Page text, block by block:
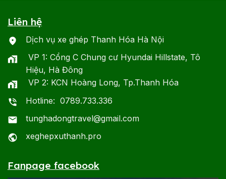
Liên hệ
Dịch vụ xe ghép Thanh Hóa Hà Nội
VP 1: Cổng C Chung cư Hyundai Hillstate, Tô
Hiệu, Hà Đông
VP 2: KCN Hoàng Long, Tp.Thanh Hóa
Hotline: 0789.733.336
tunghadongtravel@gmail.com
xeghepxuthanh.pro
Fanpage facebook